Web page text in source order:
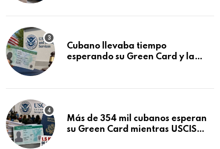
Cubano llevaba tiempo
esperando su Green Card y la
Más de 354 mil cubanos esperan
su Green Card mientras USCIS